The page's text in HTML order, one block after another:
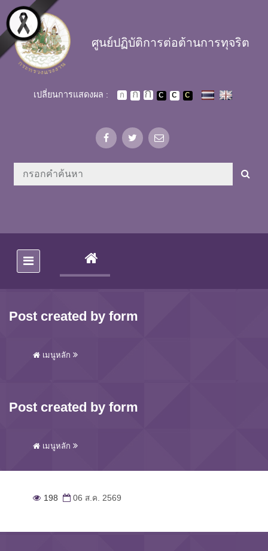
Skip to main content
ศูนย์ปฏิบัติการต่อต้านการทุจริต
เปลี่ยนการแสดงผล :
(CURRENT)
Post created by form
เมนูหลัก
Post created by form
เมนูหลัก
198 06 ส.ค. 2569